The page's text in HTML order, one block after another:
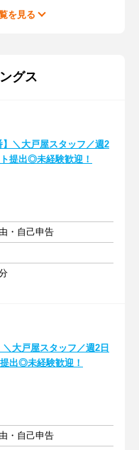
を見る
グス
】＼大戸屋スタッフ／週2
提出◎未経験歓迎！
・自己申告
＼大戸屋スタッフ／週2日
出◎未経験歓迎！
・自己申告